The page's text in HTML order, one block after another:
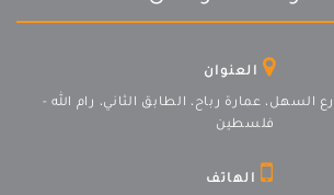
العنوان
السهل، عمارة رباح، الطابق الثاني، رام الله -
فلسطين
الهاتف